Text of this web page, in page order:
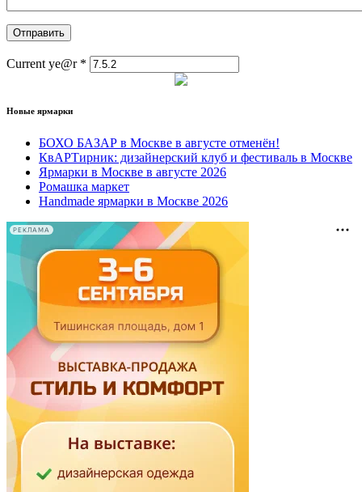
Current ye@r *
Новые ярмарки
БОХО БАЗАР в Москве в августе отменён!
КвАРТирник: дизайнерский клуб и фестиваль в Москве
Ярмарки в Москве в августе 2026
Ромашка маркет
Handmade ярмарки в Москве 2026
РЕКЛАМА